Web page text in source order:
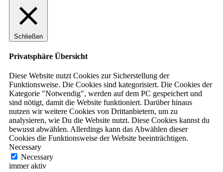
Schließen
Privatsphäre Übersicht
Diese Website nutzt Cookies zur Sicherstellung der
Funktionsweise. Die Cookies sind kategorisiert. Die Cookies der
Kategorie "Notwendig", werden auf dem PC gespeichert und
sind nötigt, damit die Website funktioniert. Darüber hinaus
nutzen wir weitere Cookies von Drittanbietern, um zu
analysieren, wie Du die Website nutzt. Diese Cookies kannst du
bewusst abwählen. Allerdings kann das Abwählen dieser
Cookies die Funktionsweise der Website beeinträchtigen.
Necessary
Necessary
immer aktiv